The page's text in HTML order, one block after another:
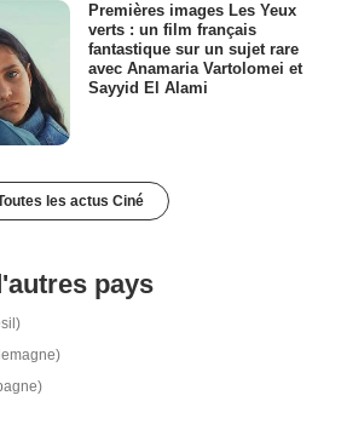
Premières images Les Yeux
verts : un film français
fantastique sur un sujet rare
avec Anamaria Vartolomei et
Sayyid El Alami
les actus Ciné
pays